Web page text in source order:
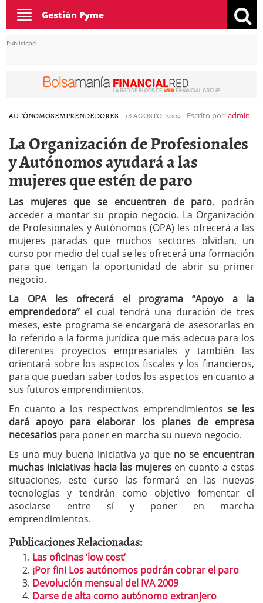
Toggle
navigation
Gestión Pyme
Publicidad
AUTÓNOMOSEMPRENDEDORES | 18 AGOSTO, 2009- Escrito por:admin
La Organización de Profesionales
y Autónomos ayudará a las
mujeres que estén de paro
Las mujeres que se encuentren de paro, podrán
acceder a montar su propio negocio. La Organización
de Profesionales y Autónomos (OPA) les ofrecerá a las
mujeres paradas que muchos sectores olvidan, un
curso por medio del cual se les ofrecerá una formación
para que tengan la oportunidad de abrir su primer
negocio.
La OPA les ofrecerá el programa “Apoyo a la
emprendedora” el cual tendrá una duración de tres
meses, este programa se encargará de asesorarlas en
lo referido a la forma jurídica que más adecua para los
diferentes proyectos empresariales y también las
orientará sobre los aspectos fiscales y los financieros,
para que puedan saber todos los aspectos en cuanto a
sus futuros emprendimientos.
En cuanto a los respectivos emprendimientosse les
dará apoyo para elaborar los planes de empresa
necesarios para poner en marcha su nuevo negocio.
Es una muy buena iniciativa ya que no se encuentran
muchas iniciativas hacia las mujeres en cuanto a estas
situaciones, este curso las formará en las nuevas
tecnologías y tendrán como objetivo fomentar el
asociarse entre sí y poner en marcha
emprendimientos.
Publicaciones Relacionadas:
Las oficinas ‘low cost’
¡Por fin! Los autónomos podrán cobrar el paro
Devolución mensual del IVA 2009
Darse de alta como autónomo extranjero